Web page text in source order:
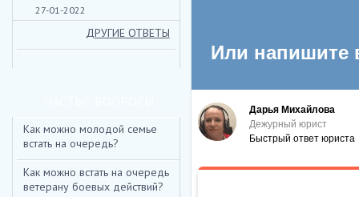
27-01-2022
ДРУГИЕ ОТВЕТЫ
Как можно молодой семье
встать на очередь?
Как можно встать на очередь
ветерану боевых действий?